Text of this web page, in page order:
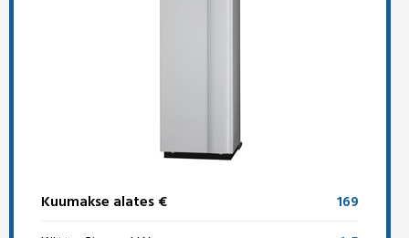
Kuumakse alates €
169